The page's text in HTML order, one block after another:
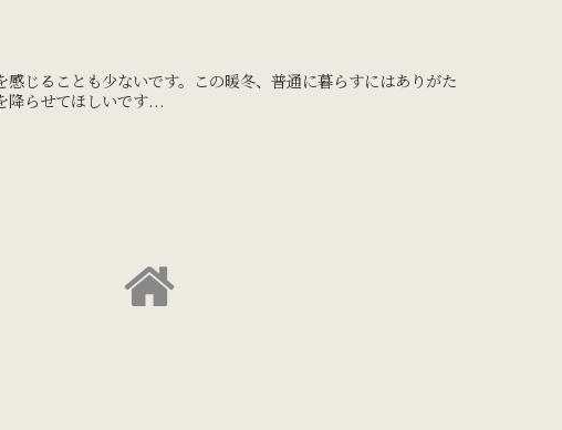
じることも少ないです。この暖冬、普通に暮らすにはありがた
降らせてほしいです...